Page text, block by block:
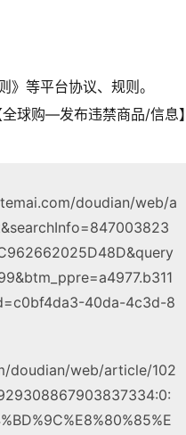
等平台协议、规则。
球购—发布违禁商品/信息】
doudian/web/a
40da-4c3d-8
doudian/web/article/102